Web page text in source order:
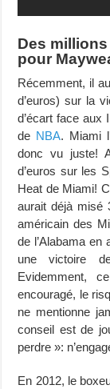
Des
pour
Récemment, il
d’euros) sur la
d’écart face aux
de NBA. Miami
donc vu juste!
d’euros sur les
Heat de Miami!
aurait déjà misé
américain des
de l’Alabama en
une victoire
Evidemment,
encouragé, le
ne mentionne
conseil est de
perdre »:
En 2012, le